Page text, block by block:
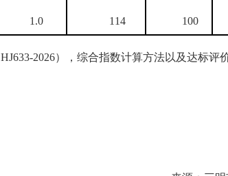
1.0 114 100
HJ633-2026），综合指数计算方法以及达标评